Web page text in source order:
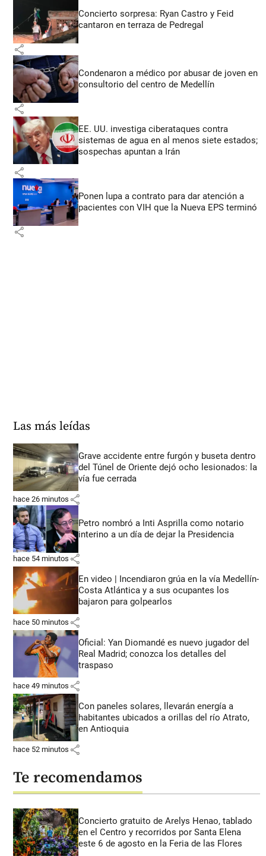
Concierto sorpresa: Ryan Castro y Feid
cantaron en terraza de Pedregal
share
Condenaron a médico por abusar de joven en
consultorio del centro de Medellín
share
EE. UU. investiga ciberataques contra
sistemas de agua en al menos siete estados;
sospechas apuntan a Irán
share
Ponen lupa a contrato para dar atención a
pacientes con VIH que la Nueva EPS terminó
share
Las más leídas
Grave accidente entre furgón y buseta dentro
del Túnel de Oriente dejó ocho lesionados: la
vía fue cerrada
hace 26 minutos share
Petro nombró a Inti Asprilla como notario
interino a un día de dejar la Presidencia
hace 54 minutos share
En video | Incendiaron grúa en la vía Medellín-
Costa Atlántica y a sus ocupantes los
bajaron para golpearlos
hace 50 minutos share
Oficial: Yan Diomandé es nuevo jugador del
Real Madrid; conozca los detalles del
traspaso
hace 49 minutos share
Con paneles solares, llevarán energía a
habitantes ubicados a orillas del río Atrato,
en Antioquia
hace 52 minutos share
Te recomendamos
Concierto gratuito de Arelys Henao, tablado
en el Centro y recorridos por Santa Elena
este 6 de agosto en la Feria de las Flores